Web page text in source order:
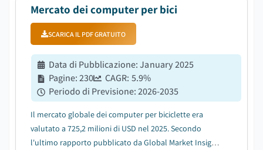
Mercato dei computer per bici
SCARICA IL PDF GRATUITO
Data di Pubblicazione:January 2025
Pagine:230 CAGR: 5.9%
Periodo di Previsione:2026-2035
Il mercato globale dei computer per biciclette era
valutato a 725,2 milioni di USD nel 2025. Secondo
l'ultimo rapporto pubblicato da Global Market Insights